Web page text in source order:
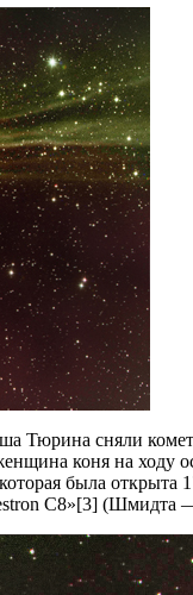
Тюрина сняли
коня на ходу
была открыта
C8»[3] (Шмидта